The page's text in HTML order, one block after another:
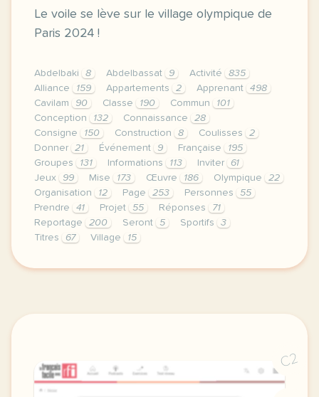
Le voile se lève sur le village olympique de
Paris 2024 !
Abdelbaki 8 Abdelbassat 9 Activité
835
Alliance
159 Appartements 2 Apprenant
498
Cavilam
90 Classe 190 Commun
101
Conception
132 Connaissance
28
Consigne
150 Construction 8 Coulisses
2
Donner
21 Événement 9 Française
195
Groupes
131 Informations 113 Inviter
61
Jeux
99 Mise 173 Œuvre 186 Olympique
22
Organisation
12 Page 253 Personnes
55
Prendre
41 Projet 55 Réponses
71
Reportage
200 Seront 5 Sportifs
3
Titres
67 Village 15
le respect de votre vie privee est une priorite
C2